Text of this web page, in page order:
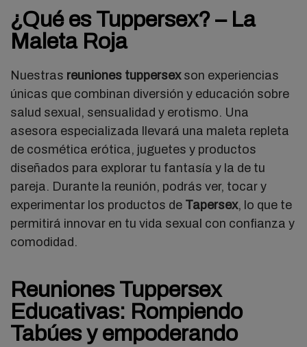
¿Qué es Tuppersex? – La
Maleta Roja
Nuestras reuniones tuppersexson experiencias
únicas que combinan diversión y educación sobre
salud sexual, sensualidad y erotismo. Una
asesora especializada llevará una maleta repleta
de cosmética erótica, juguetes y productos
diseñados para explorar tu fantasía y la de tu
pareja. Durante la reunión, podrás ver, tocar y
experimentar los productos de Tapersex, lo que te
permitirá innovar en tu vida sexual con confianza y
comodidad.
Reuniones Tuppersex
Educativas: Rompiendo
Tabúes y empoderando